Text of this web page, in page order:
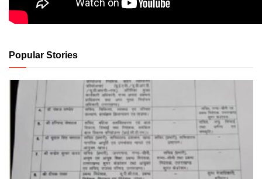
Popular Stories